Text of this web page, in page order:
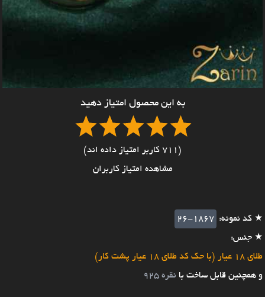
به این محصول امتیاز دهید
(711 کاربر امتیاز داده اند)
مشاهده امتیاز کاربران
★ کد نمونه: 26-1867
★ جنس:
طلای 18 عیار (با حک کد طلای 18 عیار پشت کار)
و همچنین قابل ساخت با نقره 925